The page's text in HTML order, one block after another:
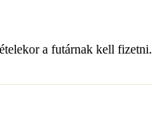
a futárnak kell fizetni.